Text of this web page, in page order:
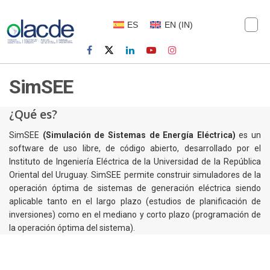
ES EN (IN)
SimSEE
¿Qué es?
SimSEE (Simulación de Sistemas de Energía Eléctrica) es un
software de uso libre, de código abierto, desarrollado por el
Instituto de Ingeniería Eléctrica de la Universidad de la República
Oriental del Uruguay. SimSEE permite construir simuladores de la
operación óptima de sistemas de generación eléctrica siendo
aplicable tanto en el largo plazo (estudios de planificación de
inversiones) como en el mediano y corto plazo (programación de
la operación óptima del sistema).